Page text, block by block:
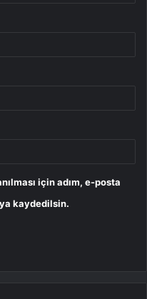
için adım, e-posta
kaydedilsin.